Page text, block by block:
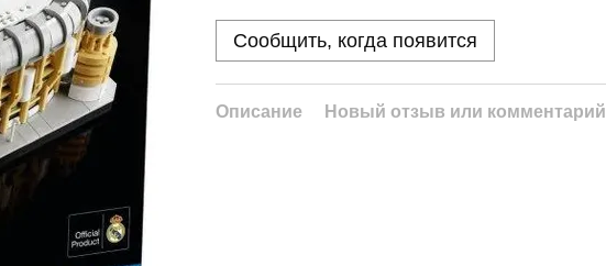
Сообщить, когда появится
Описание Новый отзыв или комментарий